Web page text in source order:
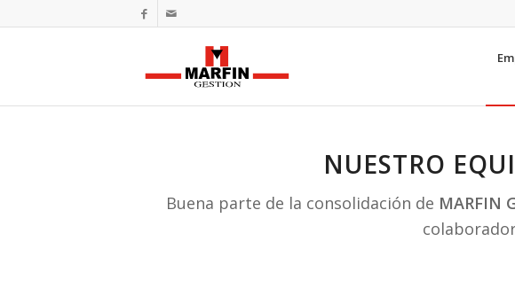
NUESTRO
Buena parte de la consolidación de MARFIN